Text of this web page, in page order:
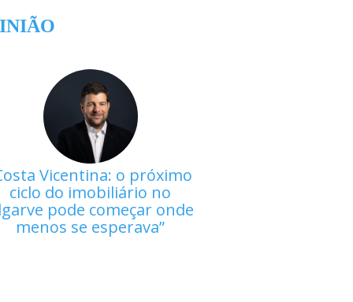
Vicentina: o próximo
ciclo do imobiliário no
pode começar onde
menos se esperava